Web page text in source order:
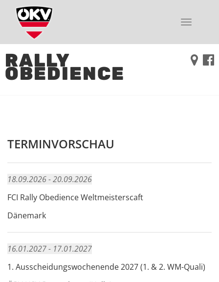
Toggle
RALLY
OBEDIENCE
TERMINVORSCHAU
18.09.2026 - 20.09.2026
FCI Rally Obedience Weltmeisterscaft
Dänemark
16.01.2027 - 17.01.2027
1. Ausscheidungswochenende 2027 (1. & 2. WM-Quali)